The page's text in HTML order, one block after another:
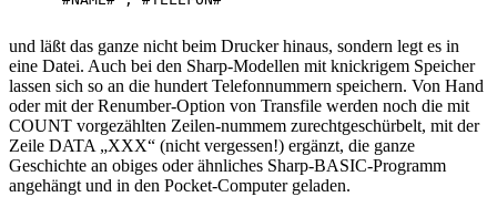
und läßt das ganze nicht beim Drucker hinaus, sondern legt es in
eine Datei. Auch bei den Sharp-Modellen mit knickrigem Speicher
lassen sich so an die hundert Telefonnummern speichern. Von Hand
oder mit der Renumber-Option von Transfile werden noch die mit
COUNT vorgezählten Zeilen-nummem zurechtgeschürbelt, mit der
Zeile DATA „XXX“ (nicht vergessen!) ergänzt, die ganze
Geschichte an obiges oder ähnliches Sharp-BASIC-Programm
angehängt und in den Pocket-Computer geladen.